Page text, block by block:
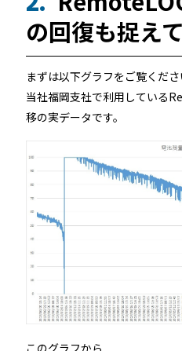
の回復も捉え
まずは以下グラフをご覧くださ
当社福岡支社で利用している
移の実データです。
このグラフから
ホーム
機能
機能トップ
パス
システム連携
利用事例